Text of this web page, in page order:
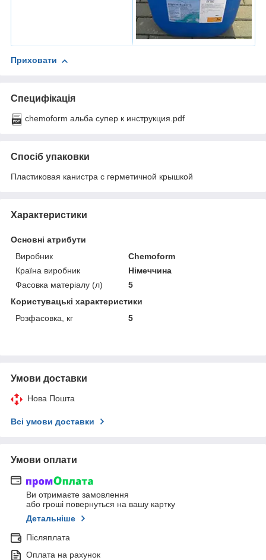
Приховати
Специфікація
chemoform альба супер к инструкция.pdf
Спосіб упаковки
Пластиковая канистра с герметичной крышкой
Характеристики
Основні атрибути
Виробник
Chemoform
Країна виробник
Німеччина
Фасовка матеріалу (л)
5
Користувацькі характеристики
Розфасовка, кг
5
Умови доставки
Нова Пошта
Всі умови доставки
Умови оплати
Ви отримаєте замовлення
або гроші повернуться на вашу картку
Детальніше
Післяплата
Оплата на рахунок